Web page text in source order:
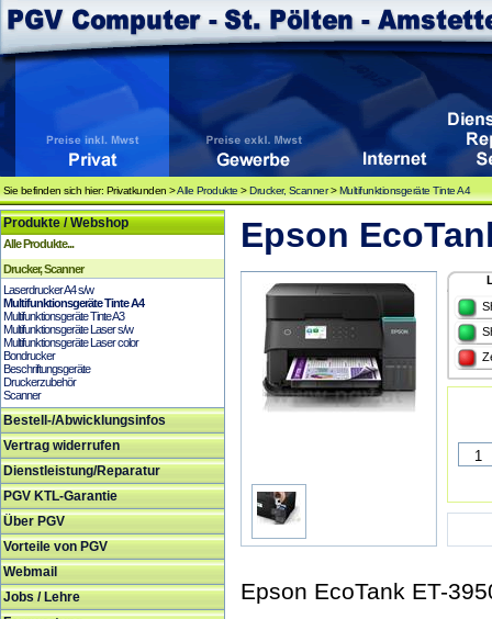
Sie befinden sich hier: Privatkunden >Alle Produkte >Drucker, Scanner>Multifunktionsgeräte Tinte A4
Produkte / Webshop
Alle Produkte...
Drucker, Scanner
Laserdrucker A4 s/w
Multifunktionsgeräte Tinte A4
Multifunktionsgeräte Tinte A3
Multifunktionsgeräte Laser s/w
Multifunktionsgeräte Laser color
Bondrucker
Beschriftungsgeräte
Druckerzubehör
Scanner
Bestell-/Abwicklungsinfos
Vertrag widerrufen
Dienstleistung/Reparatur
PGV KTL-Garantie
Über PGV
Vorteile von PGV
Webmail
Jobs / Lehre
Epson
Epson EcoTank ET-